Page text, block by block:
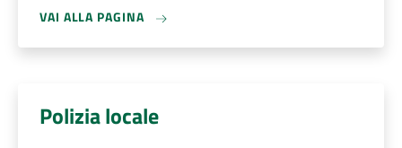
VAI ALLA PAGINA
Polizia locale